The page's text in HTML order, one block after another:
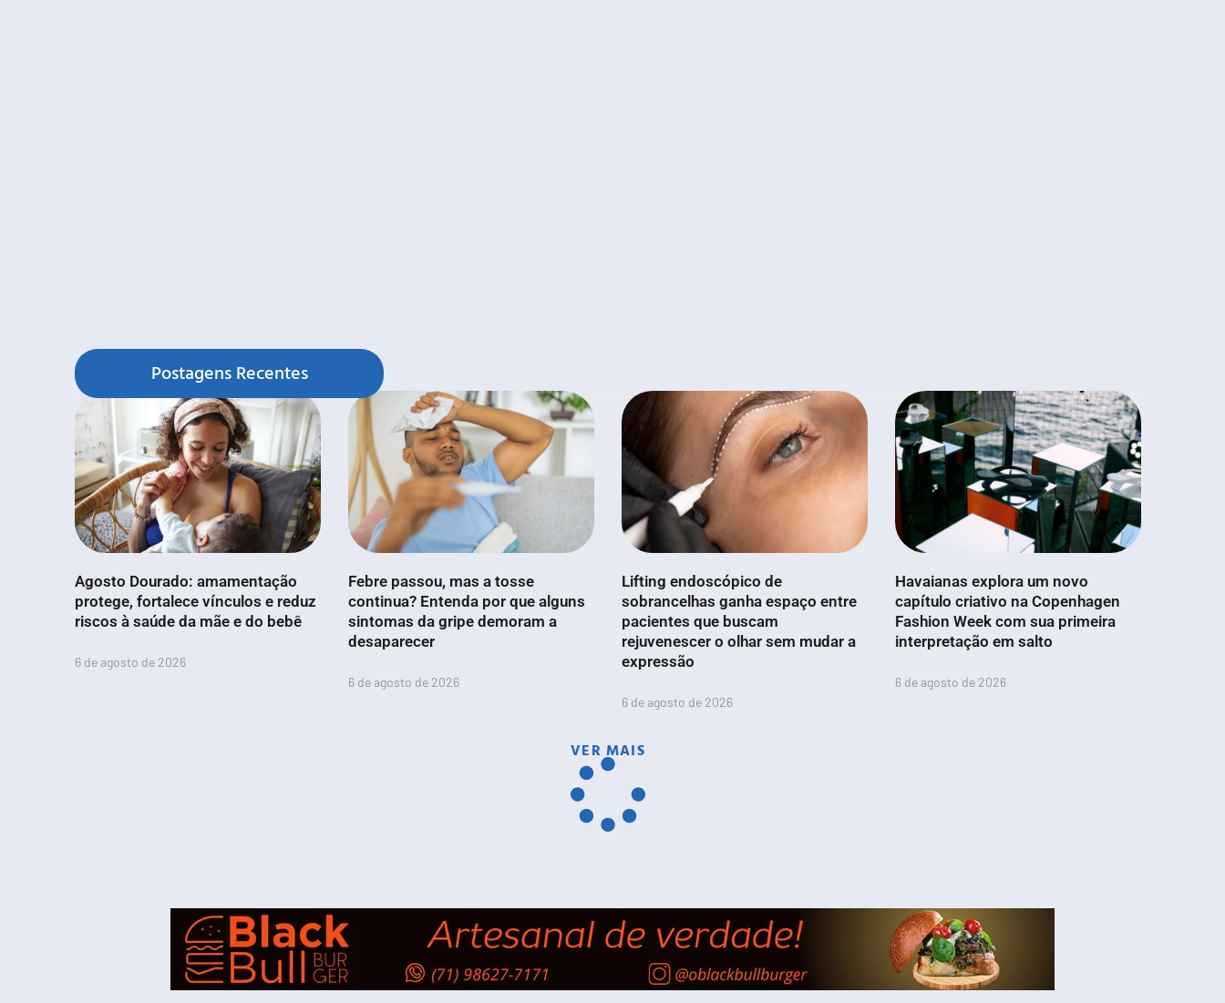
Postagens Recentes
Agosto Dourado: amamentação
protege, fortalece vínculos e reduz
riscos à saúde da mãe e do bebê
6 de agosto de 2026
Febre passou, mas a tosse
continua? Entenda por que alguns
sintomas da gripe demoram a
desaparecer
6 de agosto de 2026
Lifting endoscópico de
sobrancelhas ganha espaço entre
pacientes que buscam
rejuvenescer o olhar sem mudar a
expressão
6 de agosto de 2026
Havaianas explora um novo
capítulo criativo na Copenhagen
Fashion Week com sua primeira
interpretação em salto
6 de agosto de 2026
VER MAIS